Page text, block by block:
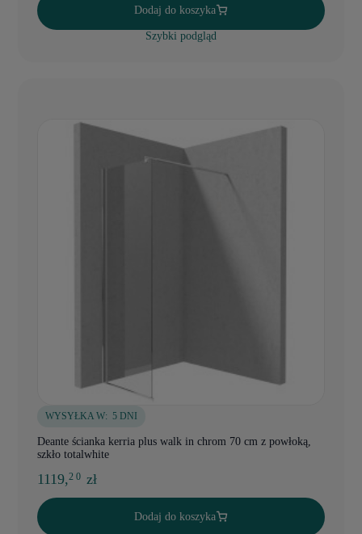
Dodaj do koszyka
Szybki podgląd
WYSYŁKA W: 5 DNI
Deante ścianka kerria plus walk in chrom 70 cm z powłoką,
szkło totalwhite
1119,2 0 zł
Dodaj do koszyka